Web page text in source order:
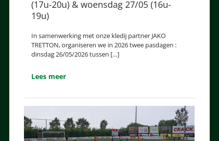
(17u-20u) & woensdag 27/05 (16u-
19u)
In samenwerking met onze kledij partner JAKO
TRETTON, organiseren we in 2026 twee pasdagen :
dinsdag 26/05/2026 tussen […]
Lees meer